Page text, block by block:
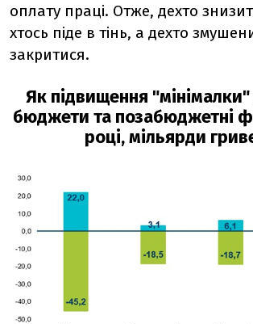
оплату праці. Отже, дехто
хтось піде в тінь, а дехто
закритися.
Як підвищення
бюджети та позабюджетні
році, мільярди